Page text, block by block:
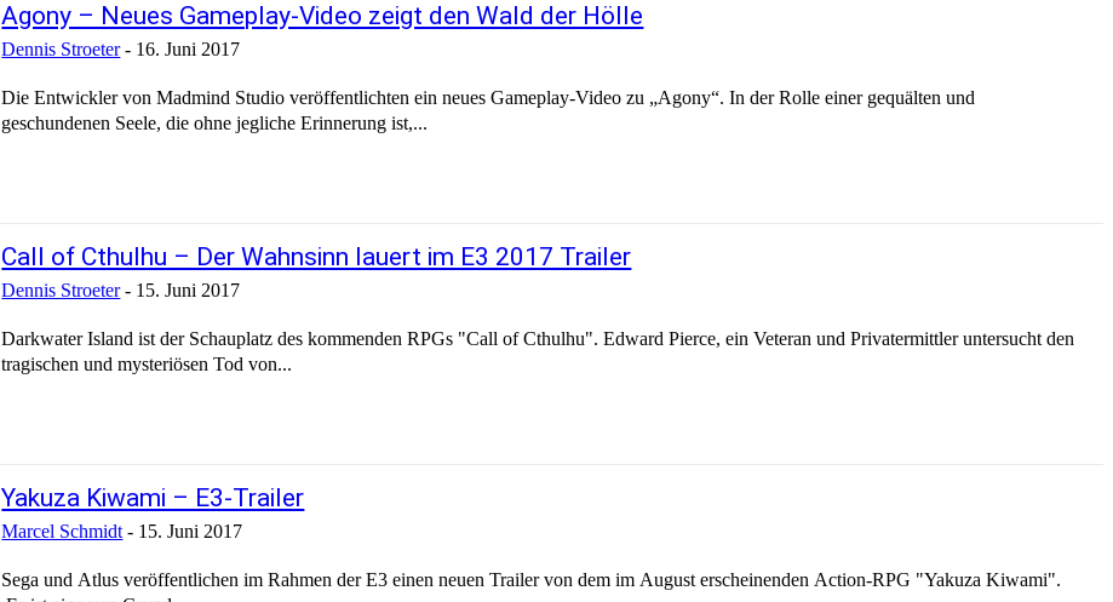
Agony – Neues Gameplay-Video zeigt den Wald der Hölle
Dennis Stroeter - 16. Juni 2017
Die Entwickler von Madmind Studio veröffentlichten ein neues Gameplay-Video zu „Agony“. In der Rolle einer gequälten und
geschundenen Seele, die ohne jegliche Erinnerung ist,...
Call of Cthulhu – Der Wahnsinn lauert im E3 2017 Trailer
Dennis Stroeter - 15. Juni 2017
Darkwater Island ist der Schauplatz des kommenden RPGs "Call of Cthulhu". Edward Pierce, ein Veteran und Privatermittler untersucht den
tragischen und mysteriösen Tod von...
Yakuza Kiwami – E3-Trailer
Marcel Schmidt - 15. Juni 2017
Sega und Atlus veröffentlichen im Rahmen der E3 einen neuen Trailer von dem im August erscheinenden Action-RPG "Yakuza Kiwami".